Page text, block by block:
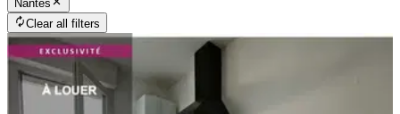
Nantes
Clear all filters